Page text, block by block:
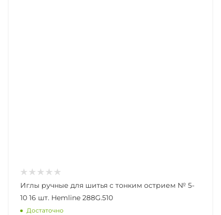
Иглы ручные для шитья с тонким острием № 5-
10 16 шт. Hemline 288G.510
Достаточно